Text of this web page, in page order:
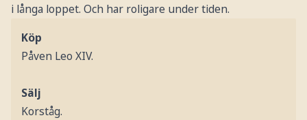
i långa loppet. Och har roligare under tiden.
Köp
Påven Leo XIV.
Sälj
Korståg.